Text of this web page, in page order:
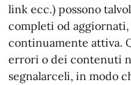
link ecc.) possono
completi od
continuamente attiva.
errori o dei contenuti
segnalarceli, in modo